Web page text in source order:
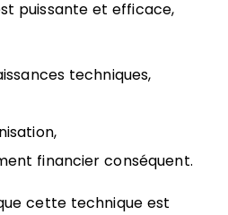
puissante et efficace,
techniques,
financier conséquent.
cette technique est